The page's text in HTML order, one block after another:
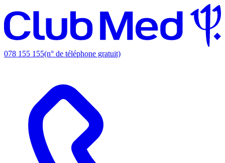
078 155 155(n° de téléphone gratuit)